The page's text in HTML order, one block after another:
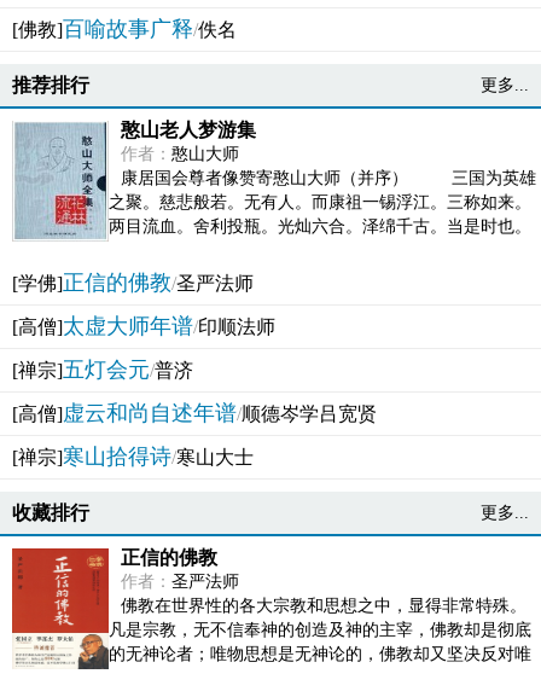
[佛教]百喻故事广释/佚名
推荐排行 更多...
憨山老人梦游集
作者： 憨山大师
康居国会尊者像赞寄憨山大师（并序） 三国为英雄
之聚。慈悲般若。无有人。而康祖一锡浮江。三称如来。
两目流血。舍利投瓶。光灿六合。泽绵千古。当是时也。
[学佛]正信的佛教/圣严法师
[高僧]太虚大师年谱/印顺法师
[禅宗]五灯会元/普济
[高僧]虚云和尚自述年谱/顺德岑学吕宽贤
[禅宗]寒山拾得诗/寒山大士
收藏排行 更多...
正信的佛教
作者： 圣严法师
佛教在世界性的各大宗教和思想之中，显得非常特殊。
凡是宗教，无不信奉神的创造及神的主宰，佛教却是彻底
的无神论者；唯物思想是无神论的，佛教却又坚决反对唯